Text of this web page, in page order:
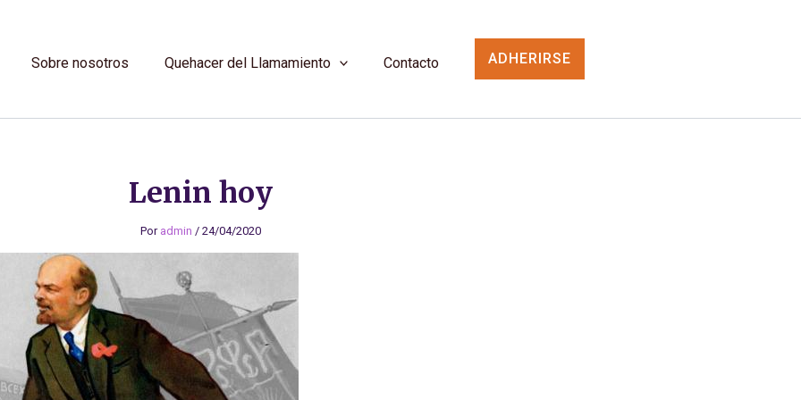
Sobre nosotros Quehacer del Llamamiento Contacto ADHERIRSE
Lenin hoy
Por admin / 24/04/2020